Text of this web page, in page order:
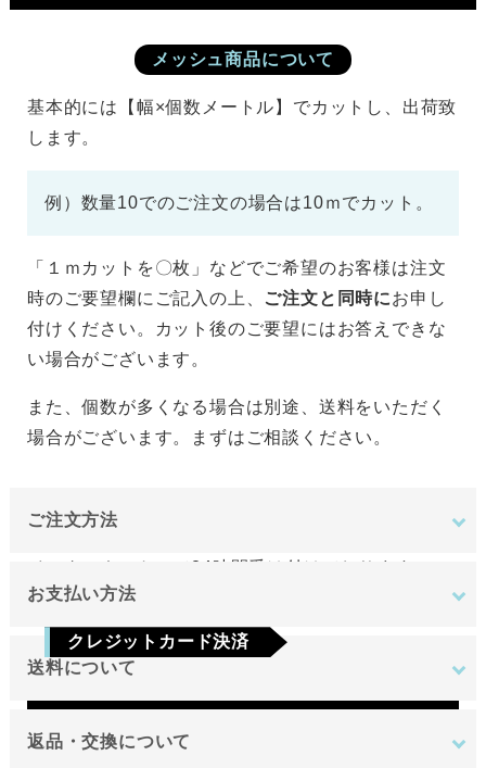
メッシュ商品について
基本的には【幅×個数メートル】でカットし、出荷致
します。
例）数量10でのご注文の場合は10ｍでカット。
「１ｍカットを〇枚」などでご希望のお客様は注文
時のご要望欄にご記入の上、 ご注文と同時にお申し
付けください。カット後のご要望にはお答えできな
い場合がございます。
また、個数が多くなる場合は別途、送料をいただく
場合がございます。まずはご相談ください。
ご注文方法
インターネットにて24時間受け付けております。
日のみです。
お支払い方法
クレジットカード決済
Visa Mastercard JCB
AMEX
送料について
地域
返品・交換について